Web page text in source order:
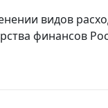
видов
финансов